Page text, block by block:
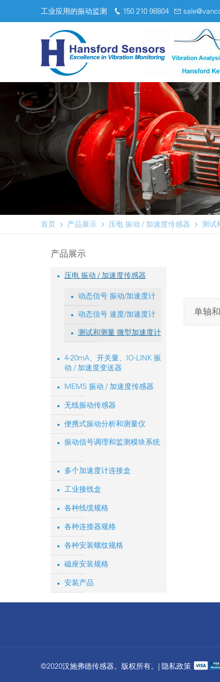
工业应用的振动监测 150 210 98804
首页  产品展示  压电 振动 / 加速度传感器  测试
产品展示
压电 振动 / 加速度传感器
动态信号 振动/加速度计
动态信号 速度/加速度计
测试和测量 微型加速度计
4-20mA、开关量、IO-LINK 振
动 / 加速度变送器
MEMS 振动 / 加速度传感器
无线振动传感器
便携式振动分析和测量仪
振动信号调理和监测模块系统
多个加速度计连接盒
工业接线盒
各种线缆规格
各种连接器规格
各种安装螺纹规格
磁座安装规格
安装产品
单轴
©2020汉施弗德传感器。版权所有。| 隐私政策